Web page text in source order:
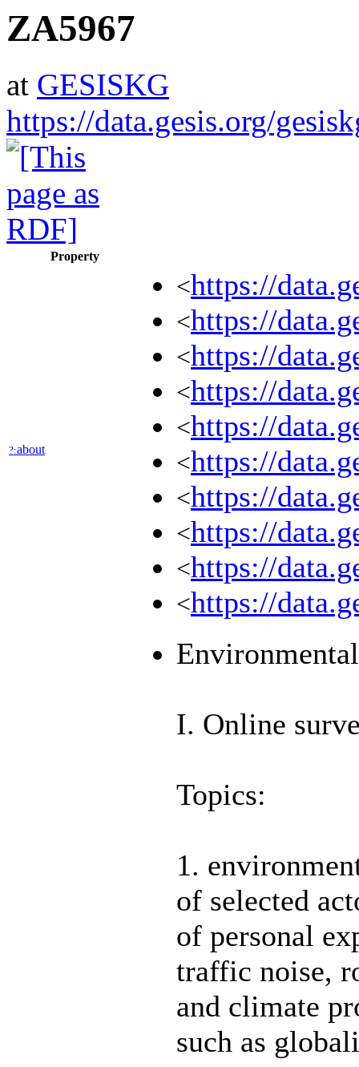
ZA5967
at GESISKG
https://data.gesis.org/
Property
?:about
<https://
<https://
<https://
<https://
<https://
<https://
<https://
<https://
<https://
<https://
I. Online
Topics:
1.
of selected
of personal
traffic noise,
and climate
such as